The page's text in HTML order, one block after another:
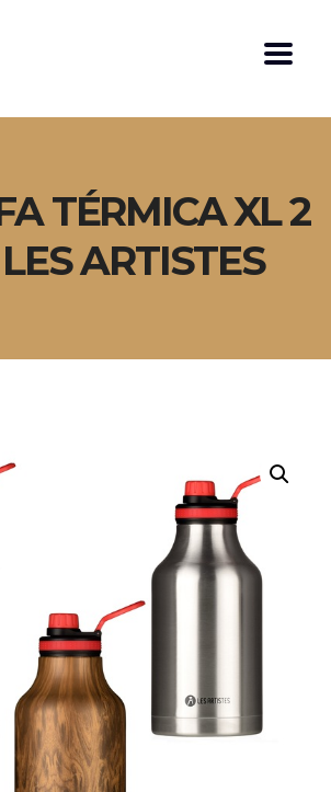
TÉRMICA XL 2
ARTISTES